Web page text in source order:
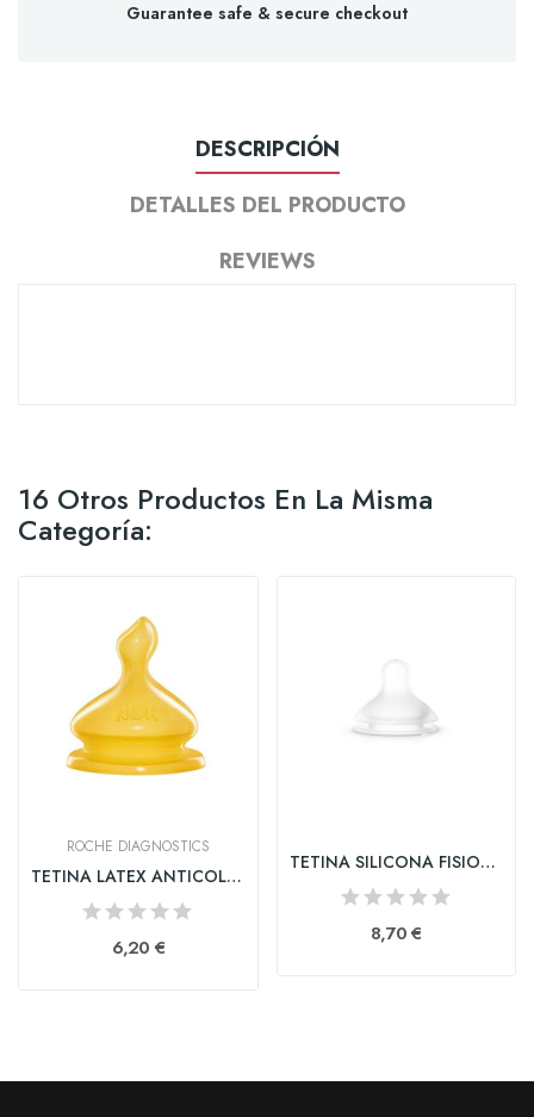
Guarantee safe & secure checkout
DESCRIPCIÓN
DETALLES DEL PRODUCTO
REVIEWS
16 Otros Productos En La Misma
Categoría:
ROCHE DIAGNOSTICS
TETINA LATEX ANTICOLICO LECHE NUK FIRST CHOICE...
6,20 €
TETINA SILICONA FISIOLOGICA FLUJO M SUAVINEX 2...
8,70 €